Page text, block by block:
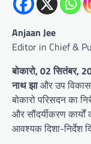
Anjaan Jee
Editor in Chief &
बोकारो, 02 सितंबर,
नाथ झाऔर उप
बोकारो परिसदन का
और सौंदर्यीकरण
आवश्यक दिशा-निर्देश